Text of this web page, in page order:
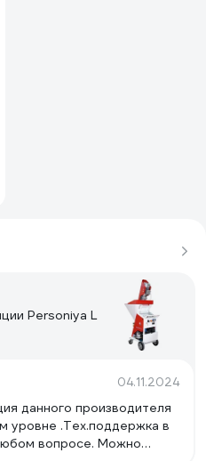
Personiya L
04.11.2024
данного производителя
уровне .Тех.поддержка в
вопросе. Можно